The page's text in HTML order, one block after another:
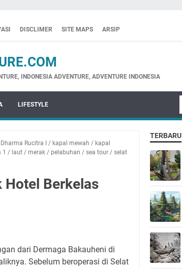
DISCLIMER SITE MAPS ARSIP
INDONESIA ADVENTURE, ADVENTURE INDONESIA
LIFESTYLE
Rucitra I / kapal mewah / kapal
/ laut / merak / pelabuhan / sea tour / selat
Hotel Berkelas
dari Dermaga Bakauheni di
Sebelum beroperasi di Selat
TERBARU